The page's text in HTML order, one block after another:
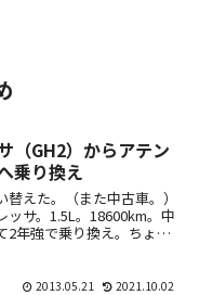
（GH2）からアテン
乗り換え
えた。（また中古車。）
ッサ。1.5L。18600km。中
2年強で乗り換え。ちょっ
2013.05.21 2021.10.02